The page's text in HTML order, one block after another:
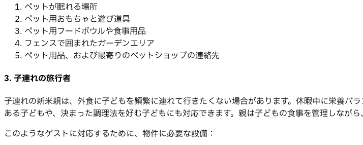
ペットが眠れる場所
ペット用おもちゃと遊び道具
ペット用フードボウルや食事用品
フェンスで囲まれたガーデンエリア
ペット用品、および最寄りのペットショップの連絡先
3. 子連れの旅行者
子連れの新米親は、外食に子どもを頻繁に連れて行きたくない場合があります。休暇中に栄養バ
ある子どもや、決まった調理法を好む子どもにも対応できます。親は子どもの食事を管理しながら
このようなゲストに対応するために、物件に必要な設備：